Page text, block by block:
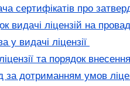
сертифікатів про
видачі ліцензій на
у видачі ліцензії
та порядок
за дотриманням умов